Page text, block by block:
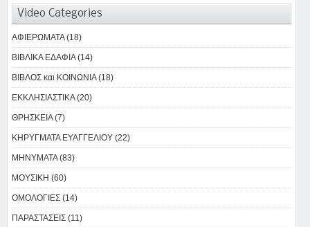
Video Categories
ΑΦΙΕΡΩΜΑΤΑ (18)
ΒΙΒΛΙΚΑ ΕΔΑΦΙΑ (14)
ΒΙΒΛΟΣ και ΚΟΙΝΩΝΙΑ (18)
ΕΚΚΛΗΣΙΑΣΤΙΚΑ (20)
ΘΡΗΣΚΕΙΑ (7)
ΚΗΡΥΓΜΑΤΑ ΕΥΑΓΓΕΛΙΟΥ (22)
ΜΗΝΥΜΑΤΑ (83)
ΜΟΥΣΙΚΗ (60)
ΟΜΟΛΟΓΙΕΣ (14)
ΠΑΡΑΣΤΑΣΕΙΣ (11)